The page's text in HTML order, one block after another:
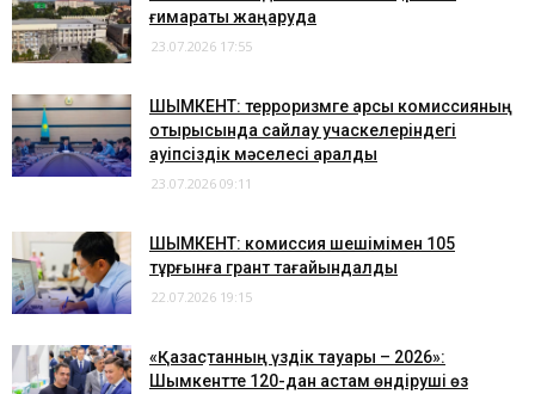
ғимараты жаңаруда
23.07.2026 17:55
ШЫМКЕНТ: терроризмге қарсы комиссияның
отырысында сайлау учаскелеріндегі
қауіпсіздік мәселесі қаралды
23.07.2026 09:11
ШЫМКЕНТ: комиссия шешімімен 105
тұрғынға грант тағайындалды
22.07.2026 19:15
«Қазақстанның үздік тауары – 2026»:
Шымкентте 120-дан астам өндіруші өз